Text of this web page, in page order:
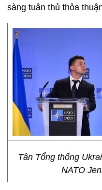
sàng tuân thủ thỏa
Tân Tổng thống
NATO